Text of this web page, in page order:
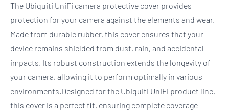
The Ubiquiti UniFi camera protective cover provides
protection for your camera against the elements and wear.
Made from durable rubber, this cover ensures that your
device remains shielded from dust, rain, and accidental
impacts. Its robust construction extends the longevity of
your camera, allowing it to perform optimally in various
environments.Designed for the Ubiquiti UniFi product line,
this cover is a perfect fit, ensuring complete coverage